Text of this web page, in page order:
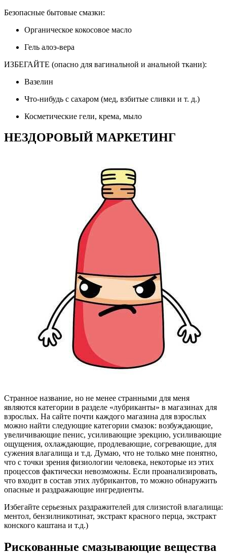
Безопасные бытовые смазки:
Органическое кокосовое масло
Гель алоэ-вера
ИЗБЕГАЙТЕ (опасно для вагинальной и анальной ткани):
Вазелин
Что-нибудь с сахаром (мед, взбитые сливки и т. д.)
Косметические гели, крема, мыло
НЕЗДОРОВЫЙ МАРКЕТИНГ
Странное название, но не менее странными для меня
являются категории в разделе «лубриканты» в магазинах для
взрослых. На сайте почти каждого магазина для взрослых
можно найти следующие категории смазок: возбуждающие,
увеличивающие пенис, усиливающие эрекцию, усиливающие
ощущения, охлаждающие, продлевающие, согревающие, для
сужения влагалища и т.д. Думаю, что не только мне понятно,
что с точки зрения физиологии человека, некоторые из этих
процессов фактически невозможны. Если проанализировать,
что входит в состав этих лубрикантов, то можно обнаружить
опасные и раздражающие ингредиенты.
Избегайте серьезных раздражителей для слизистой влагалища:
ментол, бензилникотинат, экстракт красного перца, экстракт
конского каштана и т.д.)
Рискованные смазывающие вещества